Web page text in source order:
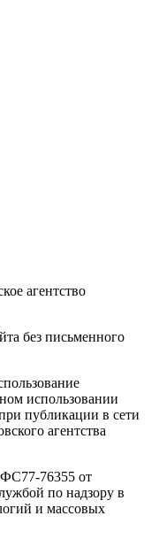
агентство
без письменного
использовании
публикации в сети
агентства
76355 от
по надзору в
и массовых